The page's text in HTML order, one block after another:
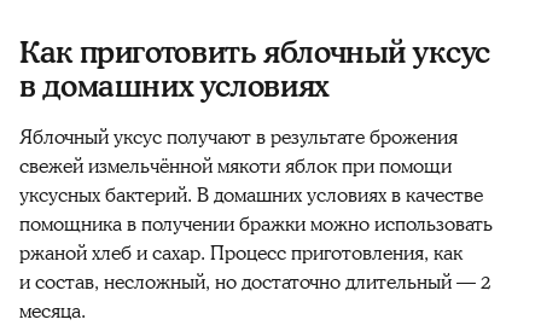
Как приготовить яблочный уксус
в домашних условиях
Яблочный уксус получают в результате брожения
свежей измельчённой мякоти яблок при помощи
уксусных бактерий. В домашних условиях в качестве
помощника в получении бражки можно использовать
ржаной хлеб и сахар. Процесс приготовления, как
и состав, несложный, но достаточно длительный — 2
месяца.